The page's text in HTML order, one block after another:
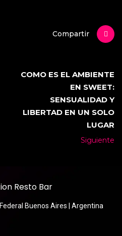
Compartir
COMO ES EL AMBIENTE
EN SWEET:
SENSUALIDAD Y
LIBERTAD EN UN SOLO
LUGAR
Siguiente
Resto Bar
Buenos Aires | Argentina